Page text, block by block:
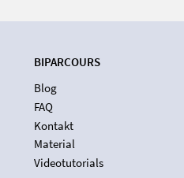
BIPARCOURS
Blog
FAQ
Kontakt
Material
Videotutorials